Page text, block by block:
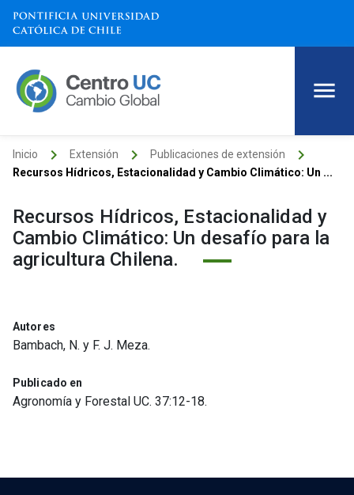
Inicio keyboard_arrow_right Extensión keyboard_arrow_right Publicaciones de extensión keyboard_arrow_right
Recursos Hídricos, Estacionalidad y Cambio Climático: Un ...
Recursos Hídricos, Estacionalidad y
Cambio Climático: Un desafío para la
agricultura Chilena.
Autores
Bambach, N. y F. J. Meza.
Publicado en
Agronomía y Forestal UC. 37:12-18.